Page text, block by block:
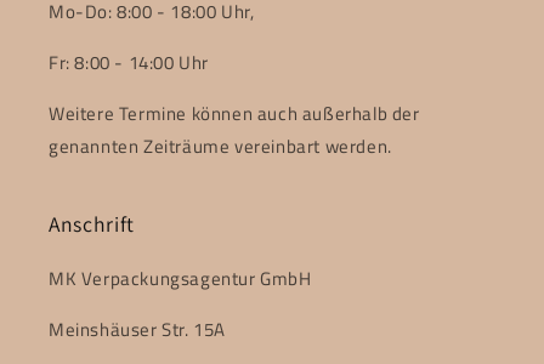
Mo-Do: 8:00 - 18:00 Uhr,
Fr: 8:00 - 14:00 Uhr
Weitere Termine können auch außerhalb der
genannten Zeiträume vereinbart werden.
Anschrift
MK Verpackungsagentur GmbH
Meinshäuser Str. 15A